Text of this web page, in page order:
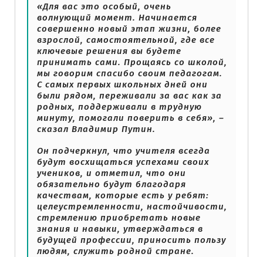
«Для вас это особый, очень
волнующий момент. Начинается
совершенно новый этап жизни, более
взрослой, самостоятельной, где все
ключевые решения вы будете
принимать сами. Прощаясь со школой,
мы говорим спасибо своим педагогам.
С самых первых школьных дней они
были рядом, переживали за вас как за
родных, поддерживали в трудную
минуту, помогали поверить в себя», –
сказал Владимир Путин.
Он подчеркнул, что учителя всегда
будут восхищаться успехами своих
учеников, и отметил, что они
обязательно будут благодаря
качествам, которые есть у ребят:
целеустремленности, настойчивости,
стремлению приобретать новые
знания и навыки, утверждаться в
будущей профессии, приносить пользу
людям, служить родной стране.